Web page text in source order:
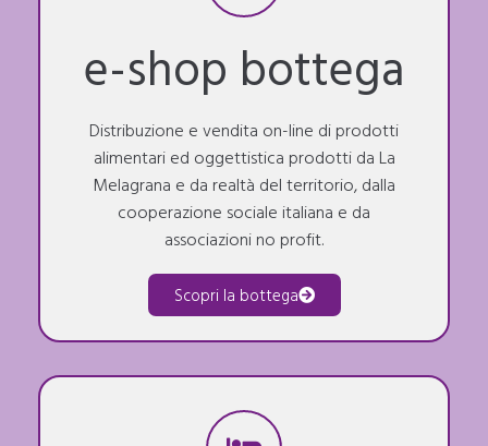
e-shop bottega
Distribuzione e vendita on-line di prodotti
alimentari ed oggettistica prodotti da La
Melagrana e da realtà del territorio, dalla
cooperazione sociale italiana e da
associazioni no profit.
Scopri la bottega